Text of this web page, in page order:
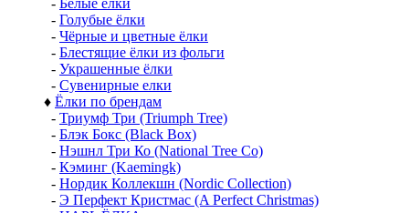
- Белые ёлки
- Голубые ёлки
- Чёрные и цветные ёлки
- Блестящие ёлки из фольги
- Украшенные ёлки
- Сувенирные елки
♦ Ёлки по брендам
- Триумф Три (Triumph Tree)
- Блэк Бокс (Black Box)
- Нэшнл Три Ко (National Tree Co)
- Кэминг (Kaemingk)
- Нордик Коллекшн (Nordic Collection)
- Э Перфект Кристмас (A Perfect Christmas)